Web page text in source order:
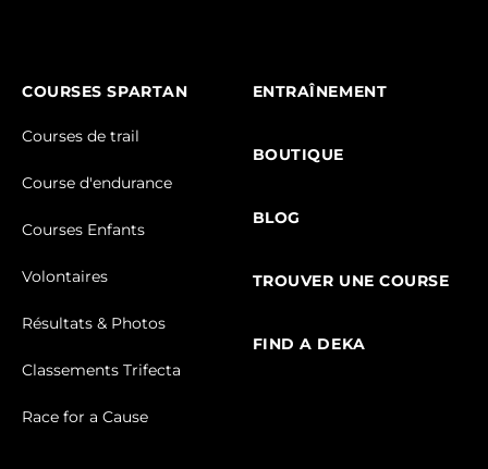
COURSES SPARTAN
Courses de trail
Course d'endurance
Courses Enfants
Volontaires
Résultats & Photos
Classements Trifecta
Race for a Cause
ENTRAÎNEMENT
BOUTIQUE
BLOG
TROUVER UNE COURSE
FIND A DEKA